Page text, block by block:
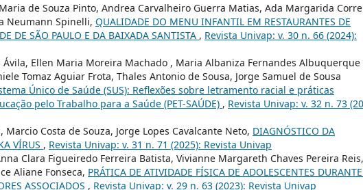
de Souza Pinto, Andrea Carvalheiro Guerra Matias, Ada Margarida
Neumann Spinelli, QUALIDADE DO MENU INFANTIL EM RESTAURANTES DE
DE SÃO PAULO E DA BAIXADA SANTISTA , Revista Univap: v. 30 n. 66 (2024):
Ávila, Ellen Maria Moreira Machado , Maria Albaniza Fernandes Albuquerque
Tomaz Aguiar Frota, Thales Antonio de Sousa, Jorge Samuel de Sousa
Único de Saúde (SUS): Reflexões sobre letramento racial e práticas
pelo Trabalho para a Saúde (PET-SAÚDE) , Revista Univap: v. 32 n. 73
Marcio Costa de Souza, Jorge Lopes Cavalcante Neto, DIAGNÓSTICO DA
VÍRUS , Revista Univap: v. 31 n. 71 (2025): Revista Univap
Clara Figueiredo Ferreira Batista, Vivianne Margareth Chaves Pereira Reis,
Aliane Fonseca, PRÁTICA DE ATIVIDADE FÍSICA DE ADOLESCENTES
ASSOCIADOS , Revista Univap: v. 29 n. 63 (2023): Revista Univap